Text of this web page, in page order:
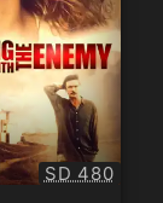
Качество:
SD 480